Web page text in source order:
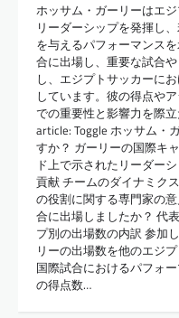
ホッサム・ガーリーはエ
リーダーシップを発揮し
を与えるパフォーマンス
合に出場し、重要な試合
し、エジプトサッカーに
しています。彼の得点や
での重要性と影響力を際
article: Toggle ホッサム・
すか？ ガーリーの国際キ
ド上で示されたリーダー
貢献 チームのダイナミク
の役割に関する専門家の
合に出場しましたか？ 代
プ別の出場数の内訳 参加
リーの出場数を他のエジ
国際試合におけるパフォ
の得点数…